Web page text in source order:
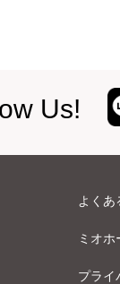
Us!
よくあ
ミオホ
プライ